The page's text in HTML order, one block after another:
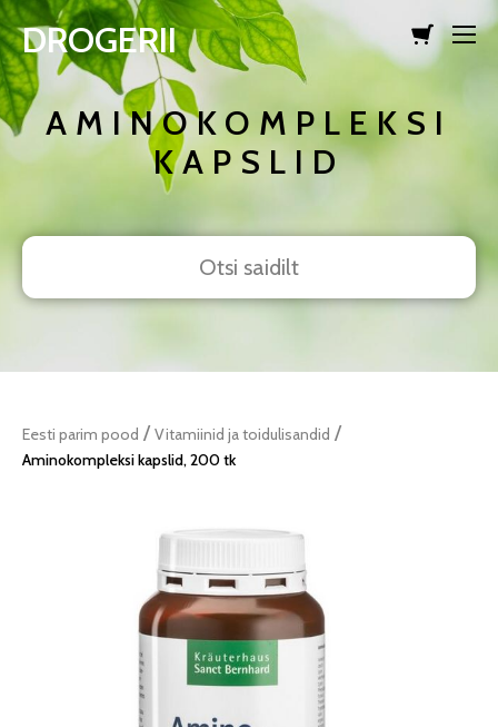
lisati ostukorvi. Vaata ostukorvi
DROGERII
AMINOKOMPLEKSI
KAPSLID
Eesti parim pood / Vitamiinid ja toidulisandid /
Aminokompleksi kapslid, 200 tk